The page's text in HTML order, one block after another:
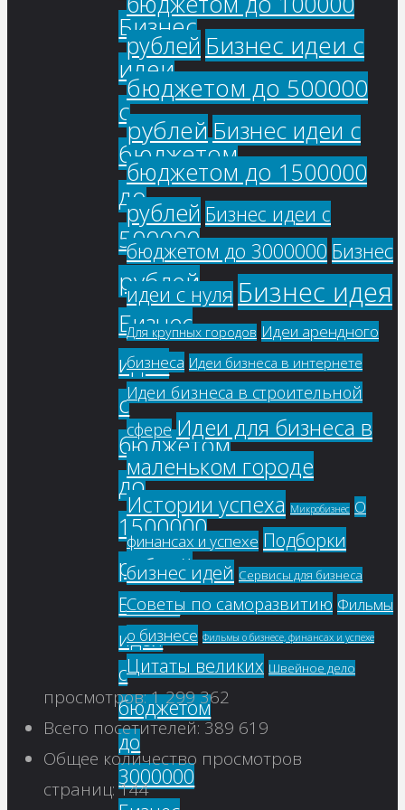
Бизнес
идеи
с
бюджетом
до
500000
рублей
Бизнес
идеи
с
бюджетом
до
1500000
рублей
Бизнес
идеи
с
бюджетом
до
3000000
рублей Бизнес идеи с
бюджетом до 500000
рублей Бизнес идеи с
бюджетом до 1500000
рублей Бизнес идеи с
бюджетом до 3000000 Бизнес
идеи с нуля Бизнес идея
Для крупных городов Идеи арендного
бизнеса Идеи бизнеса в интернете
Идеи бизнеса в строительной
сфере Идеи для бизнеса в
маленьком городе
Истории успеха Микробизнес О
финансах и успехе Подборки
бизнес идей Сервисы для бизнеса
Советы по саморазвитию Фильмы
о бизнесе Фильмы о бизнесе, финансах и успехе
Цитаты великих Швейное дело
просмотров:1 299 362
Всего посетителей:389 619
Общее количество просмотров
страниц:144